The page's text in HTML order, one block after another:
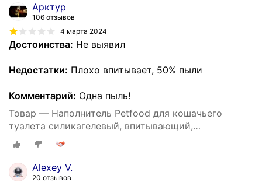
Арктур
106 отзывов
4 марта 2024
Достоинства: Не выявил
Недостатки: Плохо впитывает, 50% пыли
Комментарий: Одна пыль!
Товар — Наполнитель Petfood для кошачьего
туалета силикагелевый, впитывающий,
кристаллический, зеленые гранулы, 20 кг, 50 л.
Alexey V.
20 отзывов